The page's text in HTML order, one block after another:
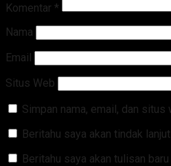
Komentar *
Nama
Email
Situs Web
Simpan nama, email, dan
Beritahu saya akan tindak
Beritahu saya akan tulisan